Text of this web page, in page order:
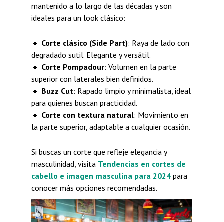
mantenido a lo largo de las décadas y son
ideales para un look clásico:
🔹 Corte clásico (Side Part): Raya de lado con
degradado sutil. Elegante y versátil.
🔹 Corte Pompadour: Volumen en la parte
superior con laterales bien definidos.
🔹 Buzz Cut: Rapado limpio y minimalista, ideal
para quienes buscan practicidad.
🔹 Corte con textura natural: Movimiento en
la parte superior, adaptable a cualquier ocasión.
Si buscas un corte que refleje elegancia y
masculinidad, visita Tendencias en cortes de
cabello e imagen masculina para 2024para
conocer más opciones recomendadas.